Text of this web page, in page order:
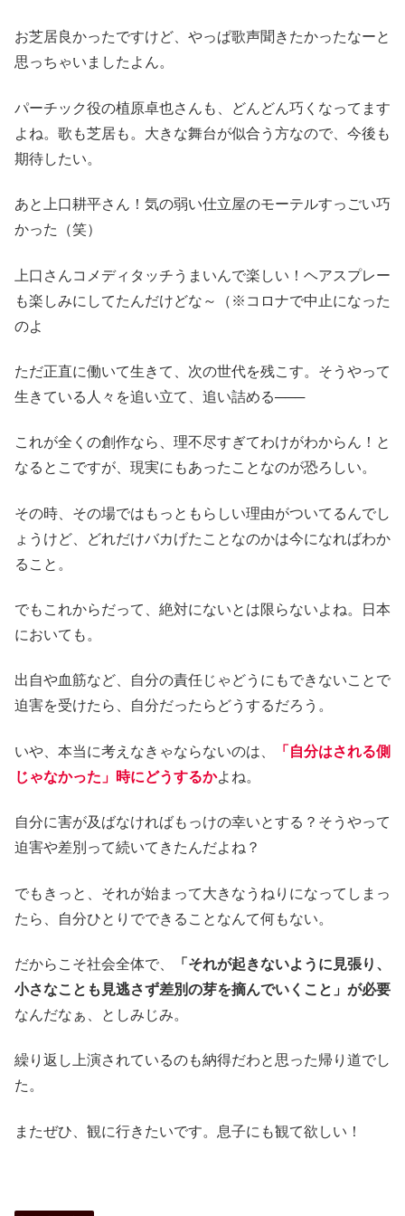
お芝居良かったですけど、やっぱ歌声聞きたかったなーと
思っちゃいましたよん。
パーチック役の植原卓也さんも、どんどん巧くなってます
よね。歌も芝居も。大きな舞台が似合う方なので、今後も
期待したい。
あと上口耕平さん！気の弱い仕立屋のモーテルすっごい巧
かった（笑）
上口さんコメディタッチうまいんで楽しい！ヘアスプレー
も楽しみにしてたんだけどな～（※コロナで中止になった
のよ
ただ正直に働いて生きて、次の世代を残こす。そうやって
生きている人々を追い立て、追い詰める───
これが全くの創作なら、理不尽すぎてわけがわからん！と
なるとこですが、現実にもあったことなのが恐ろしい。
その時、その場ではもっともらしい理由がついてるんでし
ょうけど、どれだけバカげたことなのかは今になればわか
ること。
でもこれからだって、絶対にないとは限らないよね。日本
においても。
出自や血筋など、自分の責任じゃどうにもできないことで
迫害を受けたら、自分だったらどうするだろう。
いや、本当に考えなきゃならないのは、
「自分はされる側
じゃなかった」時にどうするかよね。
自分に害が及ばなければもっけの幸いとする？そうやって
迫害や差別って続いてきたんだよね？
でもきっと、それが始まって大きなうねりになってしまっ
たら、自分ひとりでできることなんて何もない。
だからこそ社会全体で、
「それが起きないように見張り、
小さなことも見逃さず差別の芽を摘んでいくこと」が必要
なんだなぁ、としみじみ。
繰り返し上演されているのも納得だわと思った帰り道でし
た。
またぜひ、観に行きたいです。息子にも観て欲しい！